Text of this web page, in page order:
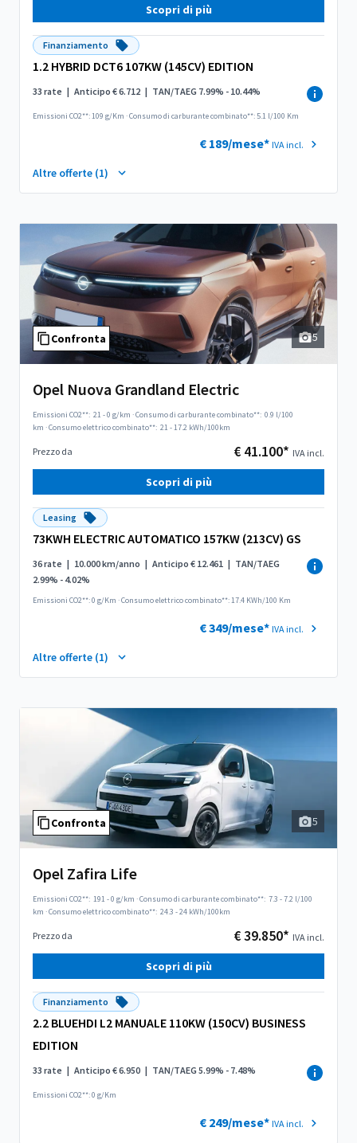
Scopri di più
Finanziamento
1.2 HYBRID DCT6 107KW (145CV) EDITION
33 rate | Anticipo € 6.712 | TAN/TAEG 7.99% - 10.44%
Emissioni CO2**: 109 g/Km ·Consumo di carburante combinato**: 5.1 l/100 Km
€ 189/mese* IVA incl.
Altre offerte (1)
Confronta 5
Opel Nuova Grandland Electric
Emissioni CO2**: 21 - 0 g/km ·Consumo di carburante combinato**: 0.9 l/100
km ·Consumo elettrico combinato**: 21 - 17.2 kWh/100km
Prezzo da € 41.100* IVA incl.
Scopri di più
Leasing
73KWH ELECTRIC AUTOMATICO 157KW (213CV) GS
36 rate | 10.000 km/anno | Anticipo € 12.461 | TAN/TAEG
2.99% - 4.02%
Emissioni CO2**: 0 g/Km ·Consumo elettrico combinato**: 17.4 KWh/100 Km
€ 349/mese* IVA incl.
Altre offerte (1)
Confronta 5
Opel Zafira Life
Emissioni CO2**: 191 - 0 g/km ·Consumo di carburante combinato**: 7.3 - 7.2 l/100
km ·Consumo elettrico combinato**: 24.3 - 24 kWh/100km
Prezzo da € 39.850* IVA incl.
Scopri di più
Finanziamento
2.2 BLUEHDI L2 MANUALE 110KW (150CV) BUSINESS
EDITION
33 rate | Anticipo € 6.950 | TAN/TAEG 5.99% - 7.48%
Emissioni CO2**: 0 g/Km
€ 249/mese* IVA incl.